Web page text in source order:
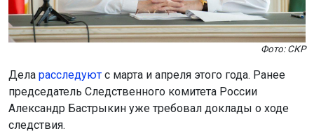
Фото: СКР
Дела расследуют с марта и апреля этого года. Ранее
председатель Следственного комитета России
Александр Бастрыкин уже требовал доклады о ходе
следствия.